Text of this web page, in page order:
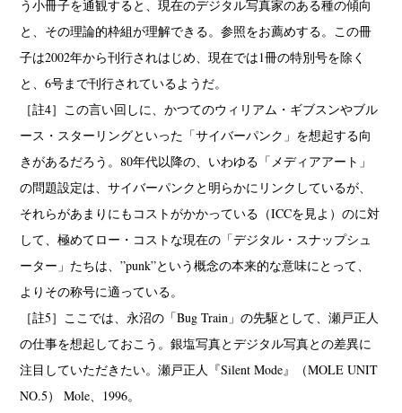
う小冊子を通観すると、現在のデジタル写真家のある種の傾向
と、その理論的枠組が理解できる。参照をお薦めする。この冊
子は2002年から刊行されはじめ、現在では1冊の特別号を除く
と、6号まで刊行されているようだ。
［註4］この言い回しに、かつてのウィリアム・ギブスンやブル
ース・スターリングといった「サイバーパンク」を想起する向
きがあるだろう。80年代以降の、いわゆる「メディアアート」
の問題設定は、サイバーパンクと明らかにリンクしているが、
それらがあまりにもコストがかかっている（ICCを見よ）のに対
して、極めてロー・コストな現在の「デジタル・スナップシュ
ーター」たちは、”punk”という概念の本来的な意味にとって、
よりその称号に適っている。
［註5］ここでは、永沼の「Bug Train」の先駆として、瀬戸正人
の仕事を想起しておこう。銀塩写真とデジタル写真との差異に
注目していただきたい。瀬戸正人『Silent Mode』（MOLE UNIT
NO.5） Mole、1996。